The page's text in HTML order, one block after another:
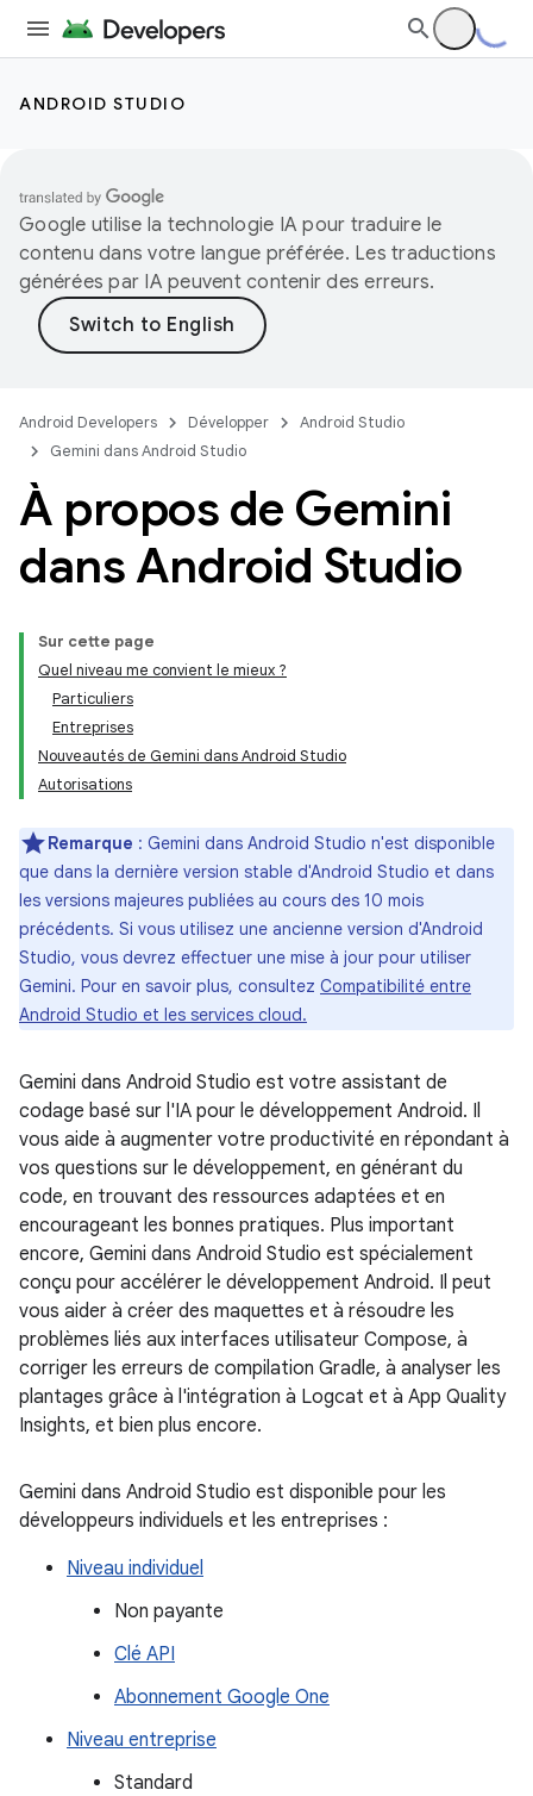
ANDROID STUDIO
Google utilise la technologie IA pour traduire le
contenu dans votre langue préférée. Les traductions
générées par IA peuvent contenir des erreurs.
Android Developers Développer
Android Studio
Gemini dans Android Studio
À propos de Gemini
dans Android Studio
Sur cette page
Quel niveau me convient le mieux ?
Particuliers
Entreprises
Nouveautés de Gemini dans Android Studio
Autorisations
Remarque : Gemini dans Android Studio n'est disponible
que dans la dernière version stable d'Android Studio et dans
les versions majeures publiées au cours des 10 mois
précédents. Si vous utilisez une ancienne version d'Android
Studio, vous devrez effectuer une mise à jour pour utiliser
Gemini. Pour en savoir plus, consultez Compatibilité entre
Android Studio et les services cloud.
Gemini dans Android Studio est votre assistant de
codage basé sur l'IA pour le développement Android. Il
vous aide à augmenter votre productivité en répondant à
vos questions sur le développement, en générant du
code, en trouvant des ressources adaptées et en
encourageant les bonnes pratiques. Plus important
encore, Gemini dans Android Studio est spécialement
conçu pour accélérer le développement Android. Il peut
vous aider à créer des maquettes et à résoudre les
problèmes liés aux interfaces utilisateur Compose, à
corriger les erreurs de compilation Gradle, à analyser les
plantages grâce à l'intégration à Logcat et à App Quality
Insights, et bien plus encore.
Gemini dans Android Studio est disponible pour les
développeurs individuels et les entreprises :
Niveau individuel
Non payante
Clé API
Abonnement Google One
Niveau entreprise
Standard